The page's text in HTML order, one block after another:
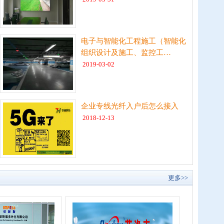
电子与智能化工程施工（智能化
组织设计及施工、监控工…
2019-03-02
企业专线光纤入户后怎么接入
2018-12-13
更多>>